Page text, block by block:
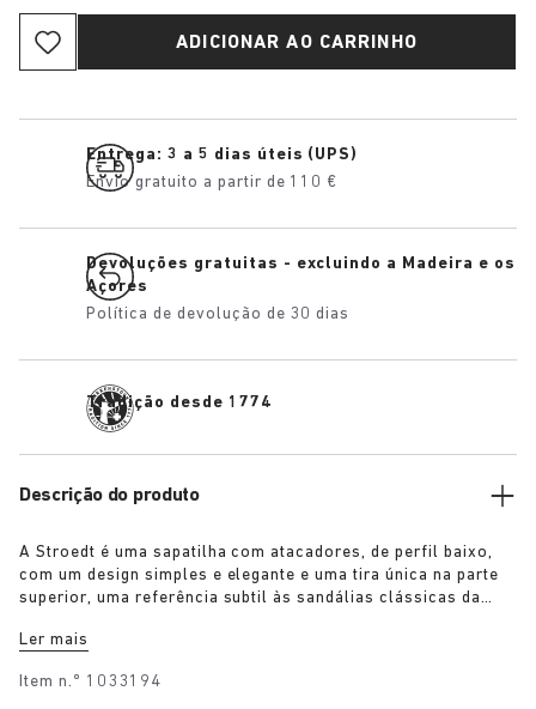
ADICIONAR AO CARRINHO
Entrega: 3 a 5 dias úteis (UPS)
Envio gratuito a partir de 110 €
Devoluções gratuitas - excluindo a Madeira e os
Açores
Política de devolução de 30 dias
Tradição desde 1774
Descrição do produto
A Stroedt é uma sapatilha com atacadores, de perfil baixo,
com um design simples e elegante e uma tira única na parte
superior, uma referência subtil às sandálias clássicas da
conforto diário com um toque de minimalismo refinado.
Ler mais
Item n.º 1033194